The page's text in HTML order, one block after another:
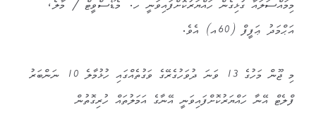
މިމައްސަލައާ ގުޅިގެން ހައްޔަރުކޮށްފައިވަނީ ހ. މެޑޯސްވީޓް / މާލެ،
އަޙްމަދު ޢަފީފް (60އ) އެވެ.
މި ޖޫން މަހުގެ 13 ވަނަ ދުވަހުގެރޭގެ ވަގުތެއްގައި ހުޅުމާލެ 10 ނަންބަރު
ފްލެޓް އޭނާ ހައްޔަރުކޮށްފައިވަނީ އޭނާގެ އަމަލުތައް ހުރިގޮތުން